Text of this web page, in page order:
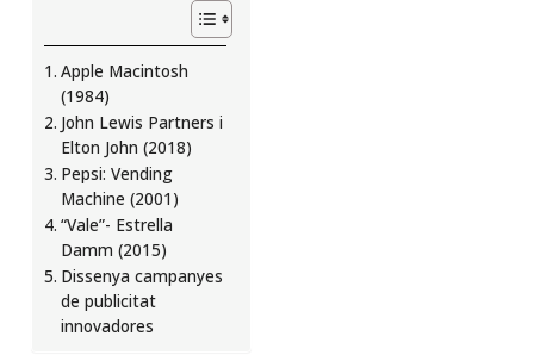
Apple Macintosh
(1984)
John Lewis Partners i
Elton John (2018)
Pepsi: Vending
Machine (2001)
“Vale”- Estrella
Damm (2015)
Dissenya campanyes
de publicitat
innovadores